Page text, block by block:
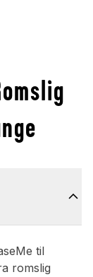
til
romslig